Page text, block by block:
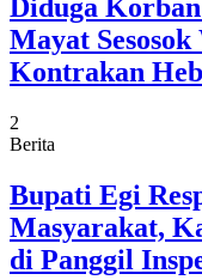
Diduga
Mayat
Kontrakan
2
Berita
Bupati Egi
Masyarakat,
di Panggil